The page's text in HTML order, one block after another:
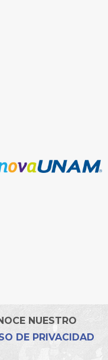
NUESTRO
DE PRIVACIDAD